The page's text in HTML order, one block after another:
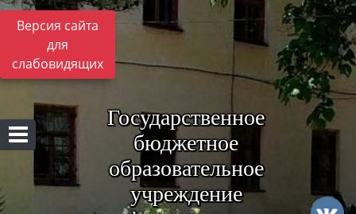
Версия сайта
для
слабовидящих
Государственное
бюджетное
образовательное
учреждение